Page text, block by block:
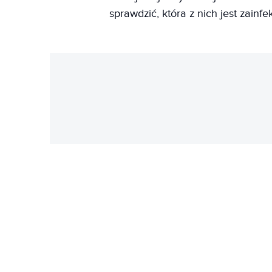
sprawdzić, która z nich jest